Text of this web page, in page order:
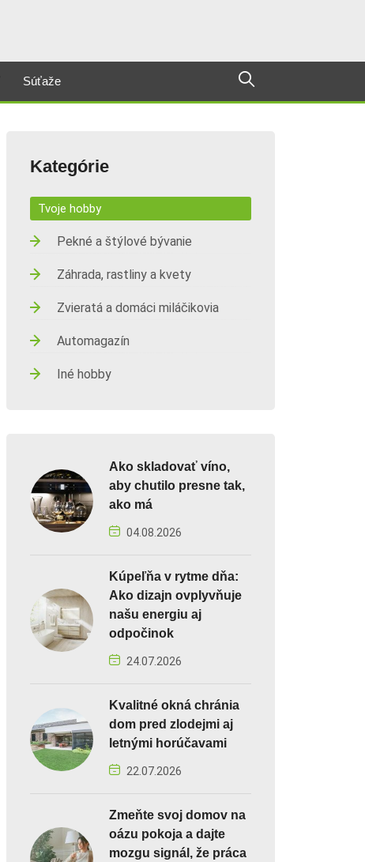
Súťaže
Kategórie
Tvoje hobby
Pekné a štýlové bývanie
Záhrada, rastliny a kvety
Zvieratá a domáci miláčikovia
Automagazín
Iné hobby
Ako skladovať víno,
aby chutilo presne tak,
ako má
04.08.2026
Kúpeľňa v rytme dňa:
Ako dizajn ovplyvňuje
našu energiu aj
odpočinok
24.07.2026
Kvalitné okná chránia
dom pred zlodejmi aj
letnými horúčavami
22.07.2026
Zmeňte svoj domov na
oázu pokoja a dajte
mozgu signál, že práca